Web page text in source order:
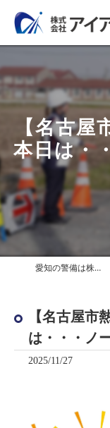
【名古屋
本日は・
愛知の警備は株式会社アイアール
【名古屋市
は・・・ノ
2025/11/27